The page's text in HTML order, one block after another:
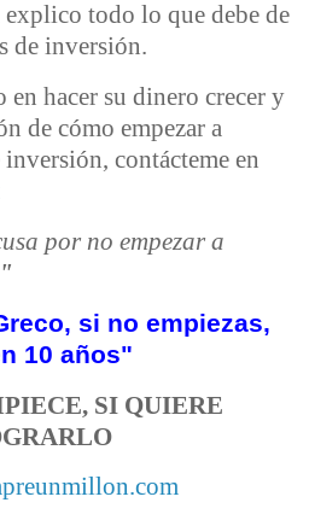
todo lo que debe de
de inversión.
en hacer su dinero crecer y
de cómo empezar a
contácteme en
por no empezar a
si no empiezas,
10 años"
SI QUIERE